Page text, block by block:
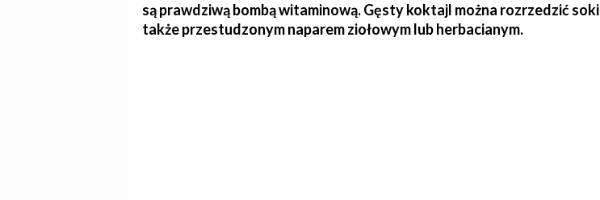
są prawdziwą bombą witaminową. Gęsty koktajl można rozrzedzić
także przestudzonym naparem ziołowym lub herbacianym.